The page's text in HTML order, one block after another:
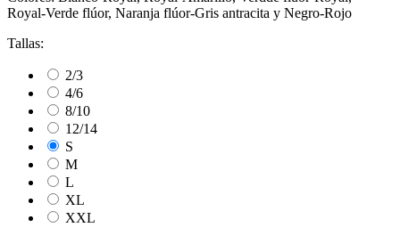
Royal-Verde flúor, Naranja flúor-Gris antracita y Negro-Rojo
Tallas:
2/3
4/6
8/10
12/14
S
M
L
XL
XXL